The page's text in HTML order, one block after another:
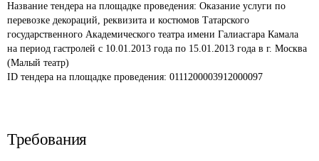
Название тендера на площадке проведения: Оказание услуги по
перевозке декораций, реквизита и костюмов Татарского
государственного Академического театра имени Галиасгара Камала
на период гастролей с 10.01.2013 года по 15.01.2013 года в г. Москва
(Малый театр)
ID тендера на площадке проведения: 0111200003912000097
Требования